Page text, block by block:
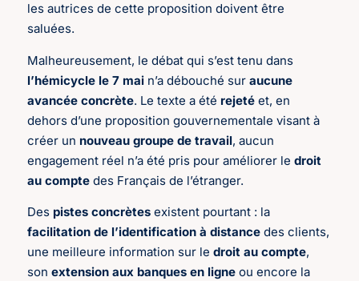
les autrices de cette proposition doivent être
saluées.
Malheureusement, le débat qui s’est tenu dans
l’hémicycle le 7 mai n’a débouché suraucune
avancée concrète. Le texte a été rejeté et, en
dehors d’une proposition gouvernementale visant à
créer un nouveau groupe de travail, aucun
engagement réel n’a été pris pour améliorer ledroit
au compte des Français de l’étranger.
Des pistes concrètes existent pourtant : la
facilitation de l’identification à distance des clients,
une meilleure information sur ledroit au compte,
sonextension aux banques en ligne ou encore la